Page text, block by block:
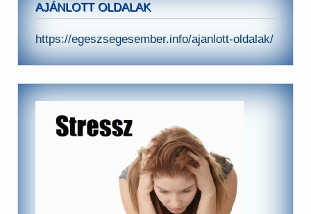
AJÁNLOTT OLDALAK
https://egeszsegesember.info/ajanlott-oldalak/